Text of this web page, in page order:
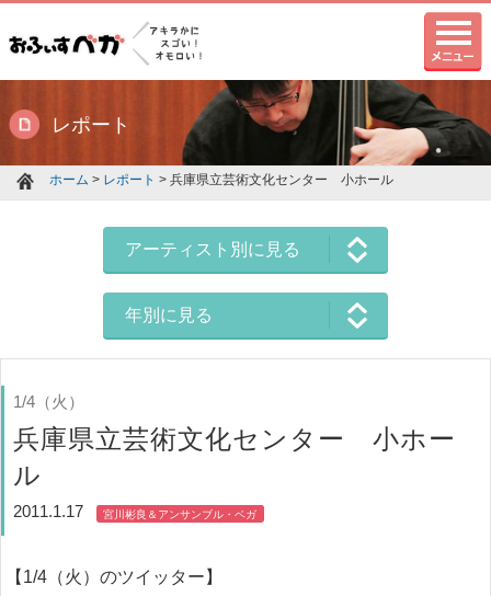
レポート
ホーム > レポート > 兵庫県立芸術文化センター 小ホール
アーティスト別に見る
年別に見る
1/4（火）
兵庫県立芸術文化センター 小ホー
ル
2011.1.17 宮川彬良＆アンサンブル・ベガ
【1/4（火）のツイッター】